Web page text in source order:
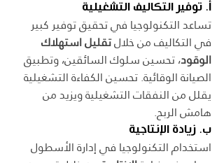
أ. توفير التكاليف التشغيلية
تساعد التكنولوجيا في تحقيق توفير كبير
في التكاليف من خلال تقليل استهلاك
الوقود، تحسين سلوك السائقين، وتطبيق
الصيانة الوقائية. تحسين الكفاءة التشغيلية
يقلل من النفقات التشغيلية ويزيد من
هامش الربح.
ب. زيادة الإنتاجية
استخدام التكنولوجيا في إدارة الأسطول